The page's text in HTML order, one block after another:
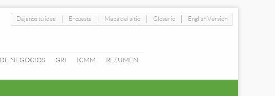
Déjanos tu idea Encuesta Mapa del sitio Glosario English Version
NEGOCIOS GRI ICMM RESUMEN